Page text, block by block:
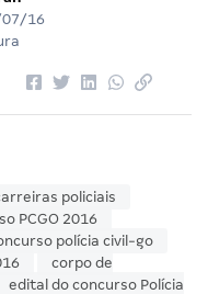
16
policiais
PCGO 2016
polícia civil-go
corpo de
edital do concurso Polícia